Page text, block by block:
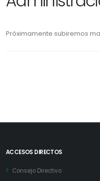
Próximamente subiremos
ACCESOS DIRECTOS
Consejo Directivo